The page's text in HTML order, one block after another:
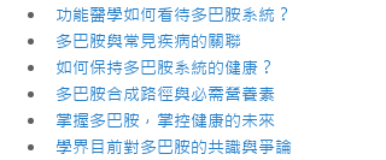
功能醫學如何看待多巴胺系統？
多巴胺與常見疾病的關聯
如何保持多巴胺系統的健康？
多巴胺合成路徑與必需營養素
掌握多巴胺，掌控健康的未來
學界目前對多巴胺的共識與爭論